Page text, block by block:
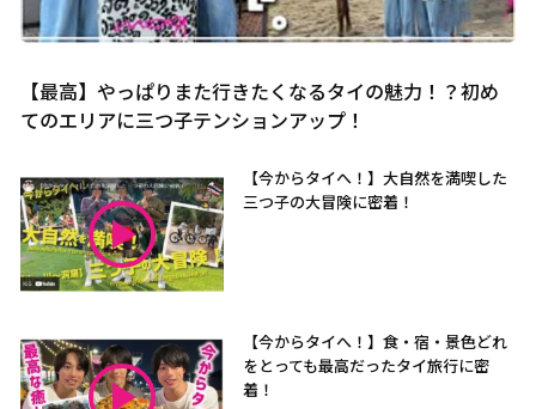
【最高】やっぱりまた行きたくなるタイの魅力！？初め
てのエリアに三つ子テンションアップ！
【今からタイへ！】大自然を満喫した
三つ子の大冒険に密着！
【今からタイへ！】食・宿・景色どれ
をとっても最高だったタイ旅行に密
着！